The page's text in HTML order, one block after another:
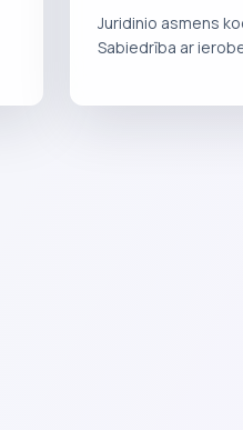
centrs"
Juridinio asmens
Sabiedrība ar